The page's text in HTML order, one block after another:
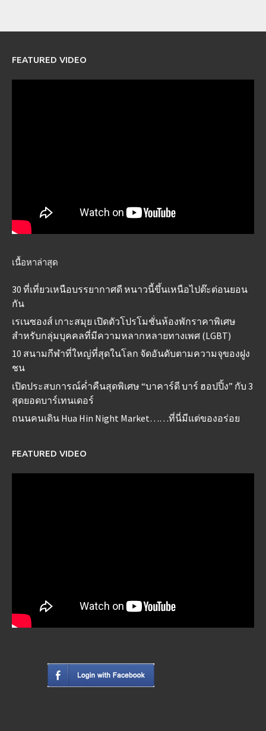
FEATURED VIDEO
เนื้อหาล่าสุด
30 ที่เที่ยวเหนือบรรยากาศดี หนาวนี้ขึ้นเหนือไปต๊ะต่อนยอน
กัน
เรเนซองส์ เกาะสมุย เปิดตัวโปรโมชั่นห้องพักราคาพิเศษ
สำหรับกลุ่มบุคคลที่มีความหลากหลายทางเพศ (LGBT)
10 สนามกีฬาที่ใหญ่ที่สุดในโลก จัดอันดับตามความจุของฝูง
ชน
เปิดประสบการณ์ค่ำคืนสุดพิเศษ “บาคาร์ดี บาร์ ฮอปปิ้ง” กับ 3
สุดยอดบาร์เทนเดอร์
ถนนคนเดิน Hua Hin Night Market……ที่นี่มีแต่ของอร่อย
FEATURED VIDEO